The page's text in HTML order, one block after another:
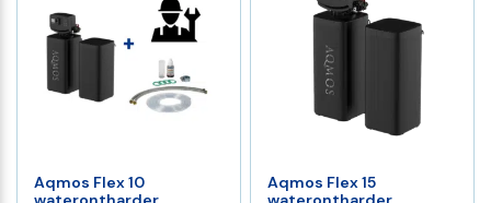
Aqmos Flex 10
Aqmos Flex 15